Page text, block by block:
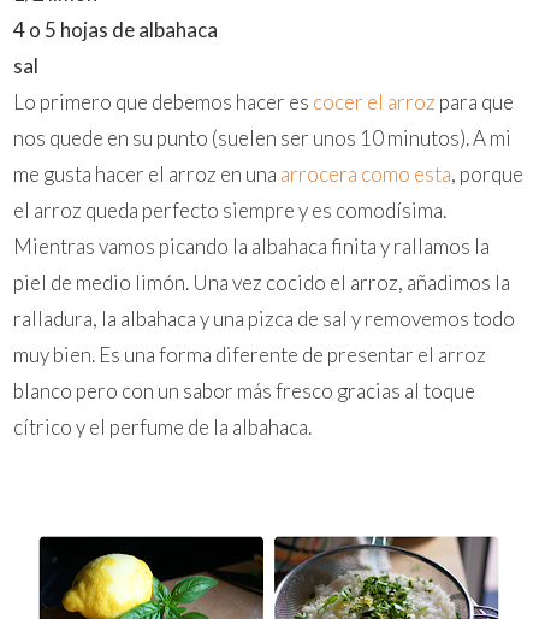
4 o 5 hojas de albahaca
sal
Lo primero que debemos hacer es cocer el arroz para que
nos quede en su punto (suelen ser unos 10 minutos). A mi
me gusta hacer el arroz en una arrocera como esta, porque
el arroz queda perfecto siempre y es comodísima.
Mientras vamos picando la albahaca finita y rallamos la
piel de medio limón. Una vez cocido el arroz, añadimos la
ralladura, la albahaca y una pizca de sal y removemos todo
muy bien. Es una forma diferente de presentar el arroz
blanco pero con un sabor más fresco gracias al toque
cítrico y el perfume de la albahaca.